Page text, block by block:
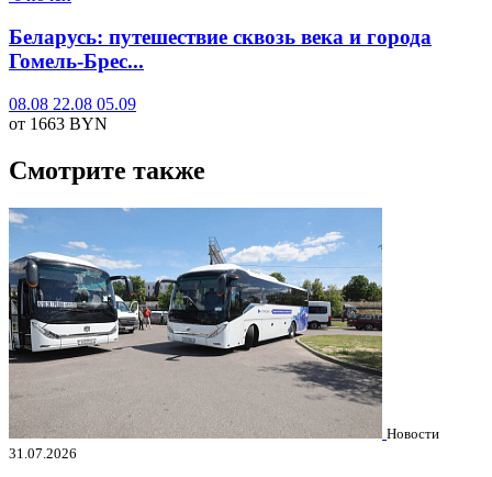
Беларусь: путешествие сквозь века и города
Гомель-Брес...
08.08 22.08 05.09
от 1663 BYN
Смотрите также
Новости
31.07.2026